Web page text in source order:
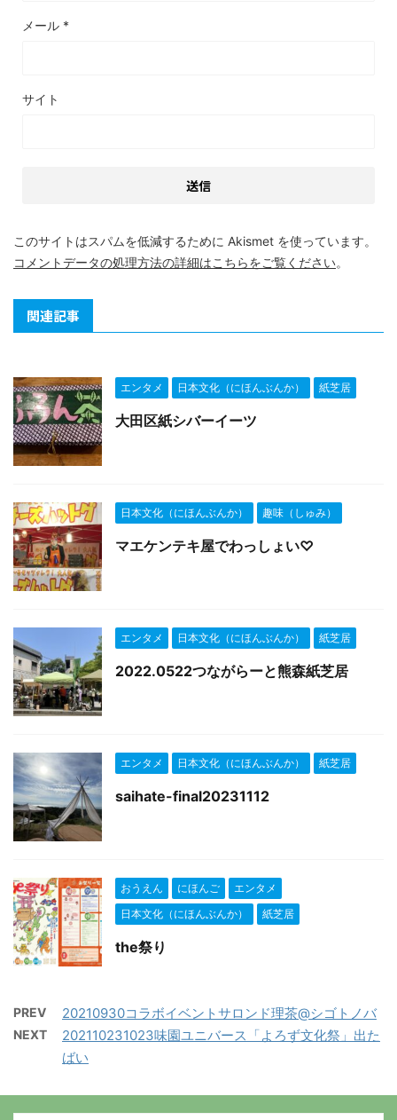
メール *
サイト
このサイトはスパムを低減するために Akismet を使っています。
コメントデータの処理方法の詳細はこちらをご覧ください。
関連記事
エンタメ 日本文化（にほんぶんか） 紙芝居
大田区紙シバーイーツ
日本文化（にほんぶんか） 趣味（しゅみ）
マエケンテキ屋でわっしょい♡
エンタメ 日本文化（にほんぶんか） 紙芝居
2022.0522つながらーと熊森紙芝居
エンタメ 日本文化（にほんぶんか） 紙芝居
saihate-final20231112
おうえん にほんご
エンタメ
日本文化（にほんぶんか）
紙芝居
the祭り
PREV 20210930コラボイベントサロンド理茶@シゴトノバ
NEXT
202110231023味園ユニバース「よろず文化祭」出た
ばい